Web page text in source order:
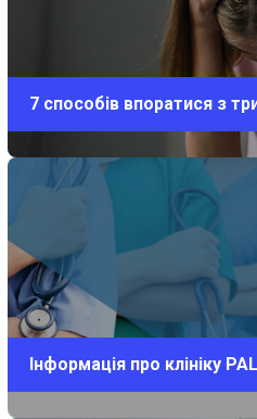
7 способів впоратися з
Інформація про клініку